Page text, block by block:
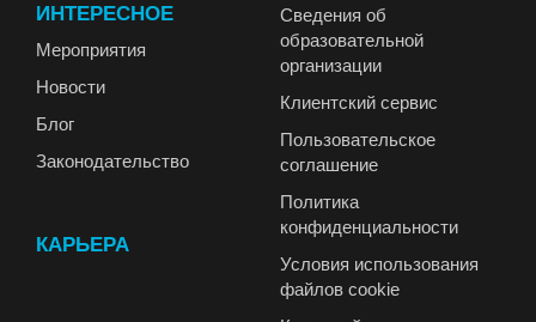
ИНТЕРЕСНОЕ
Мероприятия
Новости
Блог
Законодательство
КАРЬЕРА
Сведения об
образовательной
организации
Клиентский сервис
Пользовательское
соглашение
Политика
конфиденциальности
Условия использования
файлов cookie